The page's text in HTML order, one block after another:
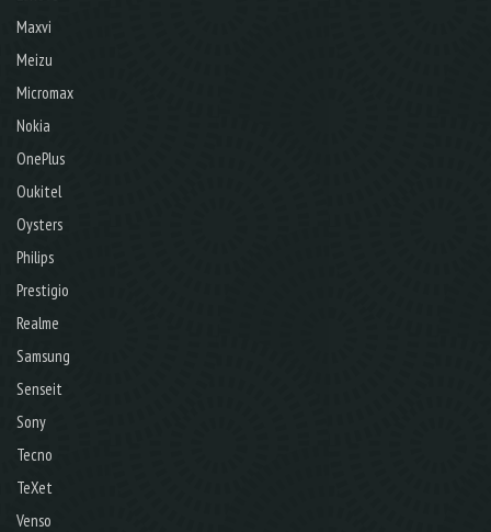
Maxvi
Meizu
Micromax
Nokia
OnePlus
Oukitel
Oysters
Philips
Prestigio
Realme
Samsung
Senseit
Sony
Tecno
TeXet
Venso